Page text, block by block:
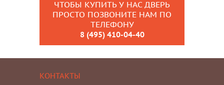
ЧТОБЫ КУПИТЬ У НАС ДВЕРЬ
ПРОСТО ПОЗВОНИТЕ НАМ ПО
ТЕЛЕФОНУ
8 (495) 410-04-40
КОНТАКТЫ